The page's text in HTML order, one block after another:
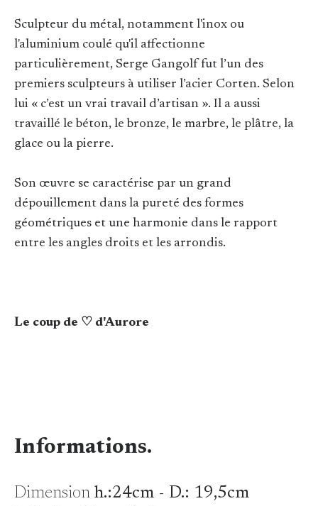
Sculpteur du métal, notamment l'inox ou
l'aluminium coulé qu'il affectionne
particulièrement, Serge Gangolf fut l’un des
premiers sculpteurs à utiliser l’acier Corten. Selon
lui « c’est un vrai travail d’artisan ». Il a aussi
travaillé le béton, le bronze, le marbre, le plâtre, la
glace ou la pierre.
Son œuvre se caractérise par un grand
dépouillement dans la pureté des formes
géométriques et une harmonie dans le rapport
entre les angles droits et les arrondis.
Le coup de ♡ d'Aurore
Informations.
Dimensionh.:24cm - D.: 19,5cm